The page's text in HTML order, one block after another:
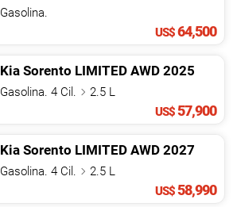
Gasolina.
US$64,500
Kia Sorento LIMITED AWD 2025
Gasolina. 4 Cil.
2.5 L
US$57,900
Kia Sorento LIMITED AWD 2027
Gasolina. 4 Cil.
2.5 L
US$58,990